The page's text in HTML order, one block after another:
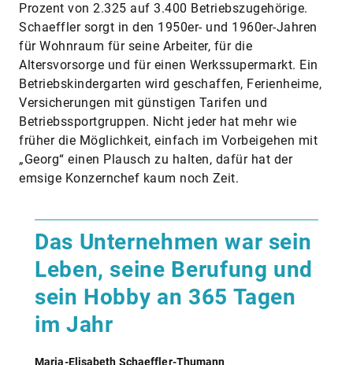
Prozent von 2.325 auf 3.400 Betriebszugehörige.
Schaeffler sorgt in den 1950er- und 1960er-Jahren
für Wohnraum für seine Arbeiter, für die
Altersvorsorge und für einen Werkssupermarkt. Ein
Betriebskindergarten wird geschaffen, Ferienheime,
Versicherungen mit günstigen Tarifen und
Betriebssportgruppen. Nicht jeder hat mehr wie
früher die Möglichkeit, einfach im Vorbeigehen mit
„Georg“ einen Plausch zu halten, dafür hat der
emsige Konzernchef kaum noch Zeit.
Das Unternehmen war sein
Leben, seine Berufung und
sein Hobby an 365 Tagen
im Jahr
Maria-Elisabeth Schaeffler-Thumann